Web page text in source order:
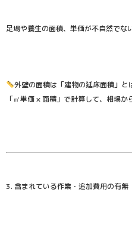
足場や養生の面積、単価が不自然でな
外壁の面積は「建物の延床面積」と
「㎡単価 × 面積」で計算して、相場か
3. 含まれている作業・追加費用の有無